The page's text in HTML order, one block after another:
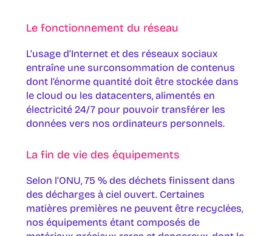
Le fonctionnement du réseau
L’usage d’Internet et des réseaux sociaux
entraîne une surconsommation de contenus
dont l’énorme quantité doit être stockée dans
le cloud ou les datacenters, alimentés en
électricité 24/7 pour pouvoir transférer les
données vers nos ordinateurs personnels.
La fin de vie des équipements
Selon l’ONU, 75 % des déchets finissent dans
des décharges à ciel ouvert. Certaines
matières premières ne peuvent être recyclées,
nos équipements étant composés de